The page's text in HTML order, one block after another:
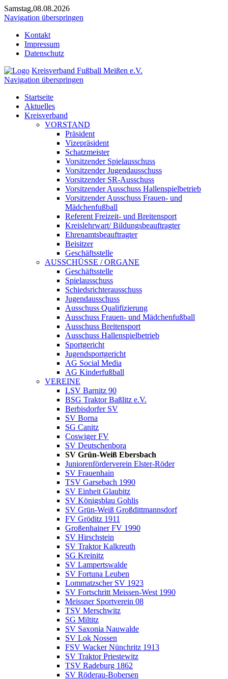
Samstag,08.08.2026
Navigation überspringen
Kontakt
Impressum
Datenschutz
Kreisverband Fußball Meißen e.V.
Navigation überspringen
Startseite
Aktuelles
Kreisverband
VORSTAND
Präsident
Vizepräsident
Schatzmeister
Vorsitzender Spielausschuss
Vorsitzender Jugendausschuss
Vorsitzender SR-Ausschuss
Vorsitzender Ausschuss Hallenspielbetrieb
Vorsitzender Ausschuss Frauen- und
Mädchenfußball
Referent Freizeit- und Breitensport
Kreislehrwart/ Bildungsbeauftragter
Ehrenamtsbeauftragter
Beisitzer
Geschäftsstelle
AUSSCHÜSSE / ORGANE
Geschäftsstelle
Spielausschuss
Schiedsrichterausschuss
Jugendausschuss
Ausschuss Qualifizierung
Ausschuss Frauen- und Mädchenfußball
Ausschuss Breitensport
Ausschuss Hallenspielbetrieb
Sportgericht
Jugendsportgericht
AG Social Media
AG Kinderfußball
VEREINE
LSV Barnitz 90
BSG Traktor Baßlitz e.V.
Berbisdorfer SV
SV Borna
SG Canitz
Coswiger FV
SV Deutschenbora
SV Grün-Weiß Ebersbach
Juniorenförderverein Elster-Röder
SV Frauenhain
TSV Garsebach 1990
SV Einheit Glaubitz
SV Königsblau Gohlis
SV Grün-Weiß Großdittmannsdorf
FV Gröditz 1911
Großenhainer FV 1990
SV Hirschstein
SV Traktor Kalkreuth
SG Kreinitz
SV Lampertswalde
SV Fortuna Leuben
Lommatzscher SV 1923
SV Fortschritt Meissen-West 1990
Meissner Sportverein 08
TSV Merschwitz
SG Miltitz
SV Saxonia Nauwalde
SV Lok Nossen
FSV Wacker Nünchritz 1913
SV Traktor Priestewitz
TSV Radeburg 1862
SV Röderau-Bobersen